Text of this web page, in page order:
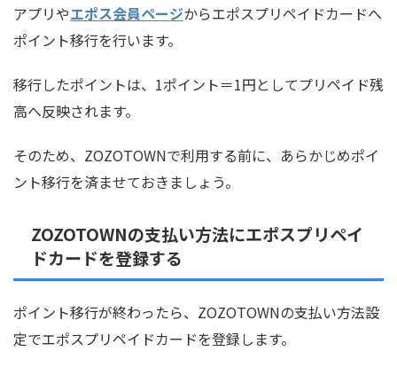
アプリやエポス会員ページからエポスプリペイドカードへ
ポイント移行を行います。
移行したポイントは、1ポイント＝1円としてプリペイド残
高へ反映されます。
そのため、ZOZOTOWNで利用する前に、あらかじめポイ
ント移行を済ませておきましょう。
ZOZOTOWNの支払い方法にエポスプリペイ
ドカードを登録する
ポイント移行が終わったら、ZOZOTOWNの支払い方法設
定でエポスプリペイドカードを登録します。